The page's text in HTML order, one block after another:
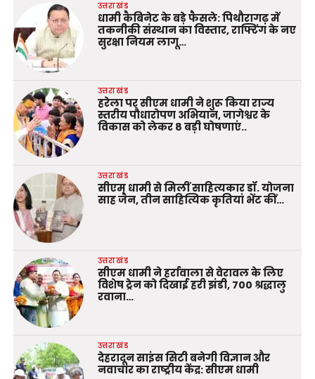
उत्तराखंड
धामी कैबिनेट के बड़े फैसले: पिथौरागढ़ में
तकनीकी संस्थान का विस्तार, राफ्टिंग के नए
सुरक्षा नियम लागू…
उत्तराखंड
हरेला पर सीएम धामी ने शुरू किया राज्य
स्तरीय पौधारोपण अभियान, जागेश्वर के
विकास को लेकर 8 बड़ी घोषणाएं..
उत्तराखंड
सीएम धामी से मिलीं साहित्यकार डॉ. योजना
साह जैन, तीन साहित्यिक कृतियां भेंट कीं…
उत्तराखंड
सीएम धामी ने हर्रावाला से वेरावल के लिए
विशेष ट्रेन को दिखाई हरी झंडी, 700 श्रद्धालु
रवाना…
उत्तराखंड
देहरादून साइंस सिटी बनेगी विज्ञान और
नवाचार का राष्ट्रीय केंद्र: सीएम धामी